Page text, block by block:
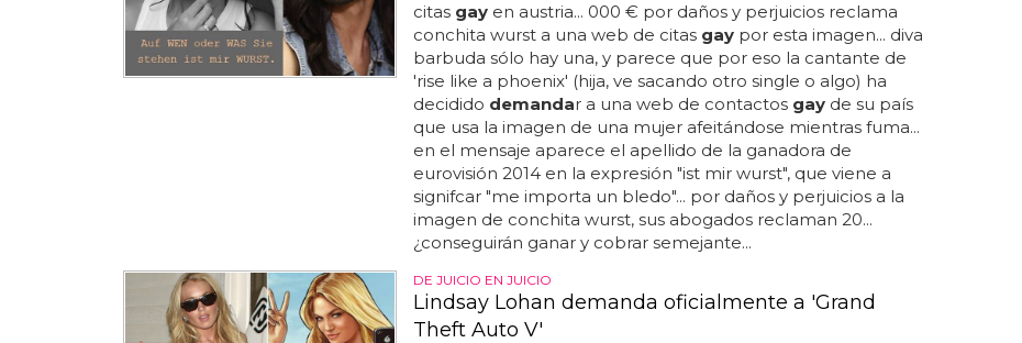
citas gayen austria... 000 € por daños y perjuicios reclama
conchita wurst a una web de citas gaypor esta imagen... diva
barbuda sólo hay una, y parece que por eso la cantante de
'rise like a phoenix' (hija, ve sacando otro single o algo) ha
decidido demandar a una web de contactos gayde su país
que usa la imagen de una mujer afeitándose mientras fuma...
en el mensaje aparece el apellido de la ganadora de
eurovisión 2014 en la expresión "ist mir wurst", que viene a
signifcar "me importa un bledo"... por daños y perjuicios a la
imagen de conchita wurst, sus abogados reclaman 20...
¿conseguirán ganar y cobrar semejante...
DE JUICIO EN JUICIO
Lindsay Lohan demanda oficialmente a 'Grand
Theft Auto V'